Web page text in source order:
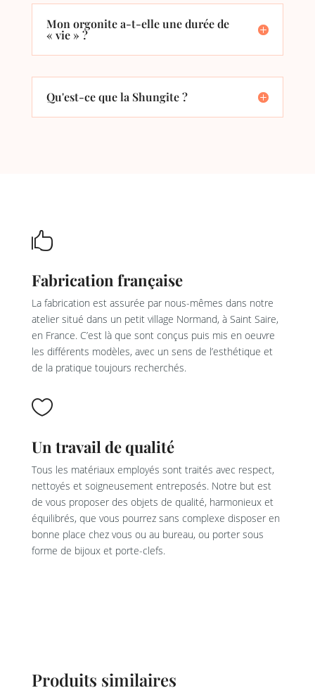
Mon orgonite a-t-elle une durée de
« vie » ?
Qu'est-ce que la Shungite ?

Fabrication française
La fabrication est assurée par nous-mêmes dans notre
atelier situé dans un petit village Normand, à Saint Saire,
en France. C’est là que sont conçus puis mis en oeuvre
les différents modèles, avec un sens de l’esthétique et
de la pratique toujours recherchés.

Un travail de qualité
Tous les matériaux employés sont traités avec respect,
nettoyés et soigneusement entreposés. Notre but est
de vous proposer des objets de qualité, harmonieux et
équilibrés, que vous pourrez sans complexe disposer en
bonne place chez vous ou au bureau, ou porter sous
forme de bijoux et porte-clefs.
Produits similaires